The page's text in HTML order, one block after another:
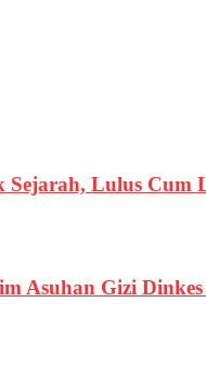
Sejarah, Lulus Cum
Asuhan Gizi